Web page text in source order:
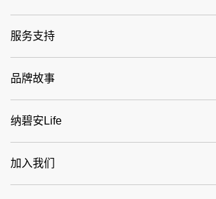
服务支持
品牌故事
纳碧安Life
加入我们